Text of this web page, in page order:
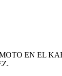
EN EL